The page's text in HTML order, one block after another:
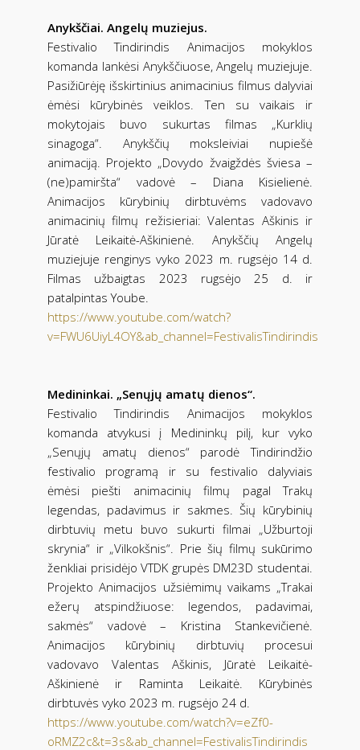
Anykščiai. Angelų muziejus.
Festivalio Tindirindis Animacijos mokyklos
komanda lankėsi Anykščiuose, Angelų muziejuje.
Pasižiūrėję išskirtinius animacinius filmus dalyviai
ėmėsi kūrybinės veiklos. Ten su vaikais ir
mokytojais buvo sukurtas filmas „Kurklių
sinagoga“. Anykščių moksleiviai nupiešė
animaciją. Projekto „Dovydo žvaigždės šviesa –
(ne)pamiršta“ vadovė – Diana Kisielienė.
Animacijos kūrybinių dirbtuvėms vadovavo
animacinių filmų režisieriai: Valentas Aškinis ir
Jūratė Leikaitė-Aškinienė. Anykščių Angelų
muziejuje renginys vyko 2023 m. rugsėjo 14 d.
Filmas užbaigtas 2023 rugsėjo 25 d. ir
patalpintas Yoube.
https://www.youtube.com/watch?
v=FWU6UiyL4OY&ab_channel=FestivalisTindirindis
Medininkai. „Senųjų amatų dienos“.
Festivalio Tindirindis Animacijos mokyklos
komanda atvykusi į Medininkų pilį, kur vyko
„Senųjų amatų dienos“ parodė Tindirindžio
festivalio programą ir su festivalio dalyviais
ėmėsi piešti animacinių filmų pagal Trakų
legendas, padavimus ir sakmes. Šių kūrybinių
dirbtuvių metu buvo sukurti filmai „Užburtoji
skrynia“ ir „Vilkokšnis“. Prie šių filmų sukūrimo
ženkliai prisidėjo VTDK grupės DM23D studentai.
Projekto Animacijos užsiėmimų vaikams „Trakai
ežerų atspindžiuose: legendos, padavimai,
sakmės“ vadovė – Kristina Stankevičienė.
Animacijos kūrybinių dirbtuvių procesui
vadovavo Valentas Aškinis, Jūratė Leikaitė-
Aškinienė ir Raminta Leikaitė. Kūrybinės
dirbtuvės vyko 2023 m. rugsėjo 24 d.
https://www.youtube.com/watch?v=eZf0-
oRMZ2c&t=3s&ab_channel=FestivalisTindirindis